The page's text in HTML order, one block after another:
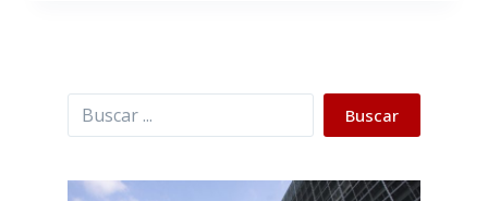
Buscar Buscar